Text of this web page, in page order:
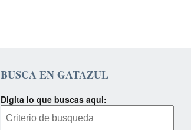
BUSCA EN GATAZUL
Digita lo que buscas aqui: